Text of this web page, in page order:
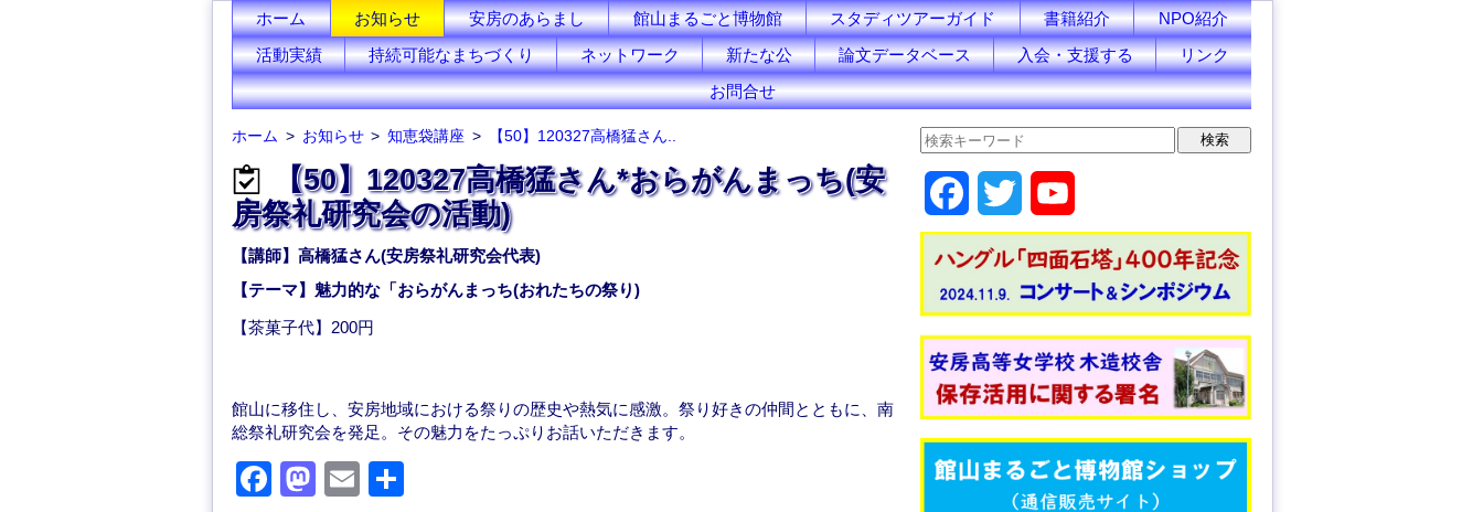
ホーム お知らせ 安房のあらまし 館山まるごと博物館 スタディツアーガイド 書籍紹介
NPO紹介
活動実績
持続可能なまちづくり ネットワーク 新たな公 論文データベース 入会・支援する
リンク
お問合せ
ホーム お知らせ 知恵袋講座 【50】120327高橋猛さん..
【50】120327高橋猛さん*おらがんまっち(安
房祭礼研究会の活動)
【講師】高橋猛さん(安房祭礼研究会代表)
【テーマ】魅力的な「おらがんまっち(おれたちの祭り)
【茶菓子代】200円
館山に移住し、安房地域における祭りの歴史や熱気に感激。祭り好きの仲間とともに、南
総祭礼研究会を発足。その魅力をたっぷりお話いただきます。
F
M
E
a
b
o
o
w
i
t
e
o
u
b
e
C